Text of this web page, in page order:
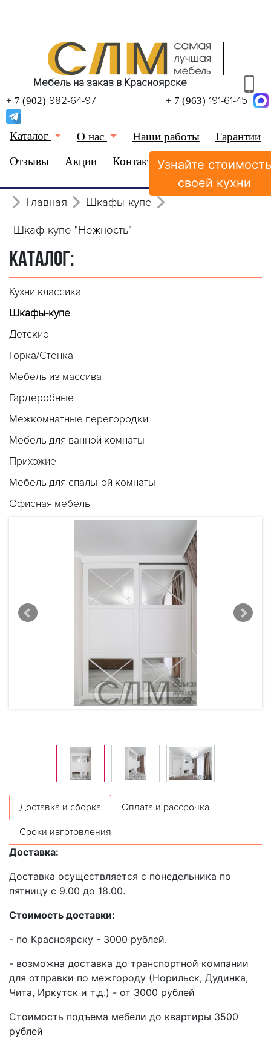
Узнайте стоимость
своей кухни
Мебель на заказ в Красноярске
+ 7 (902) 982-64-97 + 7 (963) 191-61-45
Каталог О нас Наши работы
Гарантии
Отзывы
Акции Контакты Избранное (0)
Главная
Шкафы-купе
Шкаф-купе "Нежность"
КАТАЛОГ:
Кухни классика
Шкафы-купе
Детские
Горка/Стенка
Мебель из массива
Гардеробные
Межкомнатные перегородки
Мебель для ванной комнаты
Прихожие
Мебель для спальной комнаты
Офисная мебель
Доставка и сборка Оплата и рассрочка
Сроки изготовления
Доставка:
Доставка осуществляется с понедельника по
пятницу с 9.00 до 18.00.
Стоимость доставки:
- по Красноярску - 3000 рублей.
- возможна доставка до транспортной компании
для отправки по межгороду (Норильск, Дудинка,
Чита, Иркутск и т.д.) - от 3000 рублей
Стоимость подъема мебели до квартиры 3500
рублей